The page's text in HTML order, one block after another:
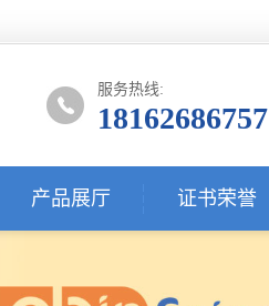
服务热线:
18162686757
产品展厅 证书荣誉